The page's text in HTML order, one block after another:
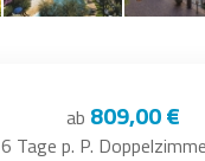
ab 809,00 €
6 Tage p. P.